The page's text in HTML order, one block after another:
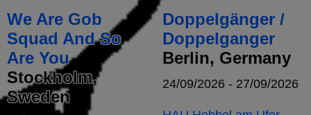
We Are Gob
Squad And So
Are You
Stockholm,
Sweden
Doppelgänger /
Doppelganger
Berlin, Germany
24/09/2026 - 27/09/2026